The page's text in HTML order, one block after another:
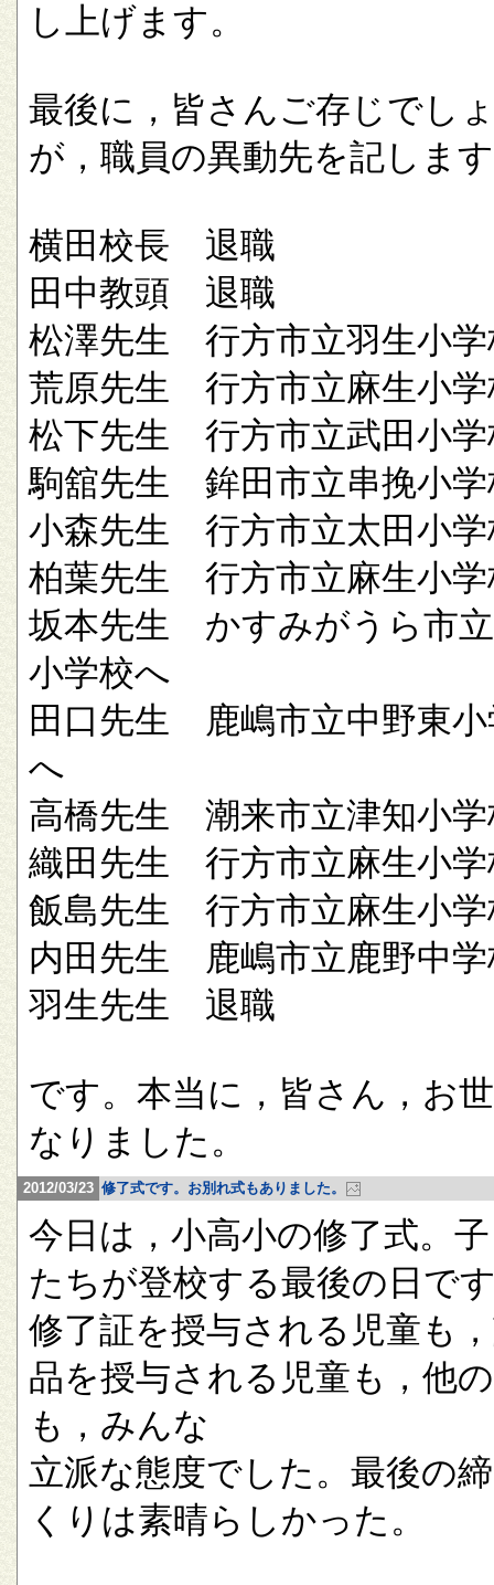
し上げます。
最後に，皆さんご存じでし
が，職員の異動先を記しま
横田校長 退職
田中教頭 退職
松澤先生 行方市立羽生小学
荒原先生 行方市立麻生小学
松下先生 行方市立武田小学
駒舘先生 鉾田市立串挽小学
小森先生 行方市立太田小学
柏葉先生 行方市立麻生小学
坂本先生 かすみがうら市
小学校へ
田口先生 鹿嶋市立中野東小
へ
高橋先生 潮来市立津知小学
織田先生 行方市立麻生小学
飯島先生 行方市立麻生小学
内田先生 鹿嶋市立鹿野中学
羽生先生 退職
です。本当に，皆さん，お
なりました。
2012/03/23 修了式です。お別れ式もありました。
今日は，小高小の修了式。
たちが登校する最後の日で
修了証を授与される児童も
品を授与される児童も，他
も，みんな
立派な態度でした。最後の
くりは素晴らしかった。